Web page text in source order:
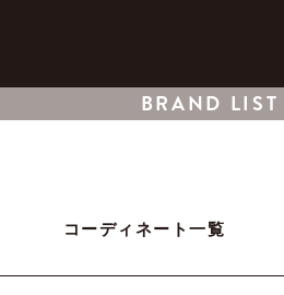
BRAND LIST
コーディネート一覧